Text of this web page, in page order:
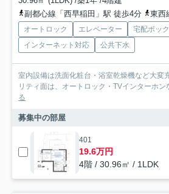
副都心線「西早稲田」駅 徒歩4分
東西
オートロック エレベーター
宅配ボッ
インターネット対応
公共下水
室内設備は洗面化粧台・浴室乾燥機など大変
リティ面は、オートロック・TVインターホン
る
募集中の部屋
401
19.6万円
4階 / 30.96㎡ / 1LDK